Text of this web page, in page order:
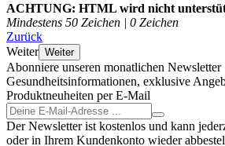
ACHTUNG: HTML wird nicht
Mindestens 50 Zeichen | 0 Zeichen
Zurück
Weiter Weiter
Abonniere unseren monatlichen Newsletter
Gesundheitsinformationen, exklusive
Produktneuheiten per E-Mail
Der Newsletter ist kostenlos und kann
oder in Ihrem Kundenkonto wieder